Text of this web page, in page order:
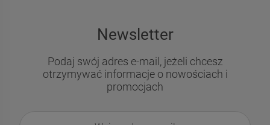
Newsletter
Podaj swój adres e-mail, jeżeli chcesz
otrzymywać informacje o nowościach i
promocjach